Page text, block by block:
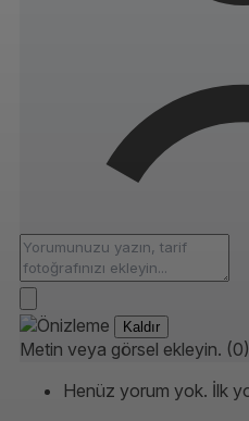
Kaldır
Metin veya görsel ekleyin. (0)
Henüz yorum yok. İlk